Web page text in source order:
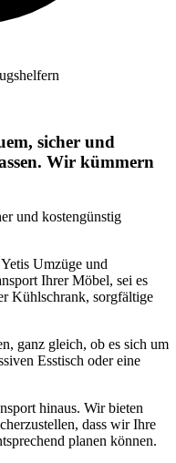
sicher und
Wir kümmern
und kostengünstig
Umzüge und
Ihrer Möbel, sei es
Kühlschrank, sorgfältige
ganz gleich, ob es sich um
Esstisch oder eine
hinaus. Wir bieten
dass wir Ihre
planen können.